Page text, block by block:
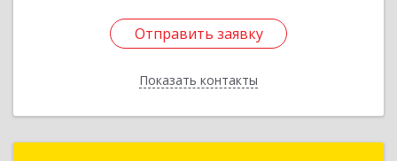
Отправить заявку
Показать контакты
Отправить заявку
Назад